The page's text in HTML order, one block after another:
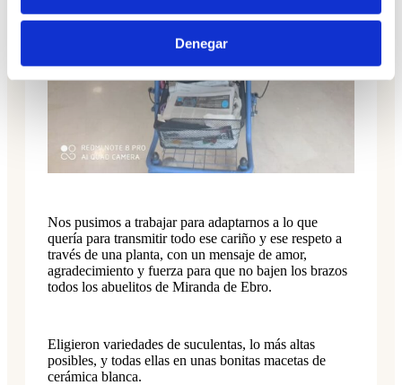
Denegar
Nos pusimos a trabajar para adaptarnos a lo que
quería para transmitir todo ese cariño y ese respeto a
través de una planta, con un mensaje de amor,
agradecimiento y fuerza para que no bajen los brazos
todos los abuelitos de Miranda de Ebro.
Eligieron variedades de suculentas, lo más altas
posibles, y todas ellas en unas bonitas macetas de
cerámica blanca.